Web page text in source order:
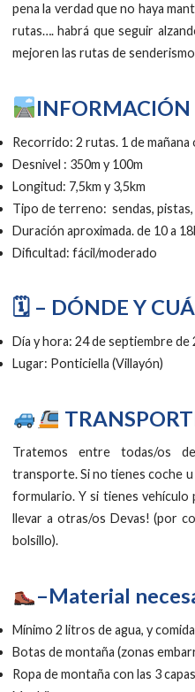
pena la verdad que no haya
rutas…. habrá que seguir
mejoren las rutas de
Recorrido: 2 rutas. 1 de
Desnivel : 350m y 100m
Longitud: 7,5km y 3,5km
Tipo de terreno: sendas,
Duración aproximada. de 10 a
Dificultad: fácil/moderado
🗓 – DÓNDE Y
Día y hora: 24 de septiembre de
Lugar: Ponticiella (Villayón)
Tratemos entre todas/os
transporte. Si no tienes coche
formulario. Y si tienes vehículo
llevar a otras/os Devas! (por
bolsillo).
–Material
Mínimo 2 litros de agua, y
Botas de montaña (zonas
Ropa de montaña con las 3